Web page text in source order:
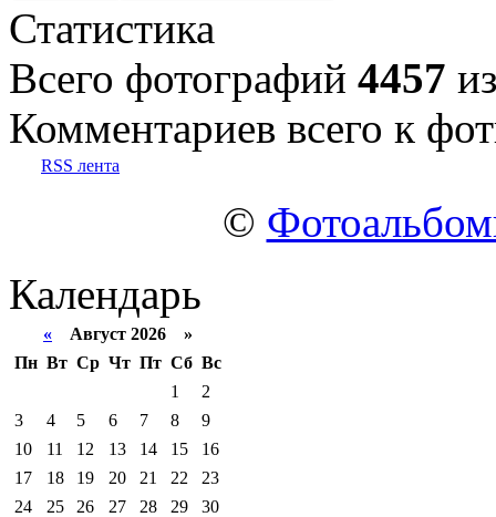
Статистика
Всего фотографий 4457
Комментариев всего к
RSS лента
©
Календарь
« Август 2026 »
Пн Вт Ср Чт Пт Сб Вс
1
2
3
4 5 6 7 8
9
10
11 12 13 14 15
16
17
18 19 20 21 22
23
24
25 26 27 28 29
30